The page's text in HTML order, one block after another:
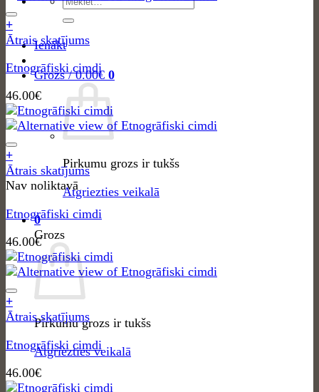
Ienākt
Grozs /0.00€ 0
Pirkumu grozs ir tukšs
Atgriezties veikalā
0
Grozs
Pirkumu grozs ir tukšs
Atgriezties veikalā
+
Ātrais skatījums
Etnogrāfiski cimdi
46.00€
+
Ātrais skatījums
Nav noliktavā
Etnogrāfiski cimdi
46.00€
+
Ātrais skatījums
Etnogrāfiski cimdi
46.00€